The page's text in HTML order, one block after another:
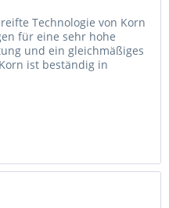
Technologie von Korn
für eine sehr hohe
und ein gleichmäßiges
ist beständig in